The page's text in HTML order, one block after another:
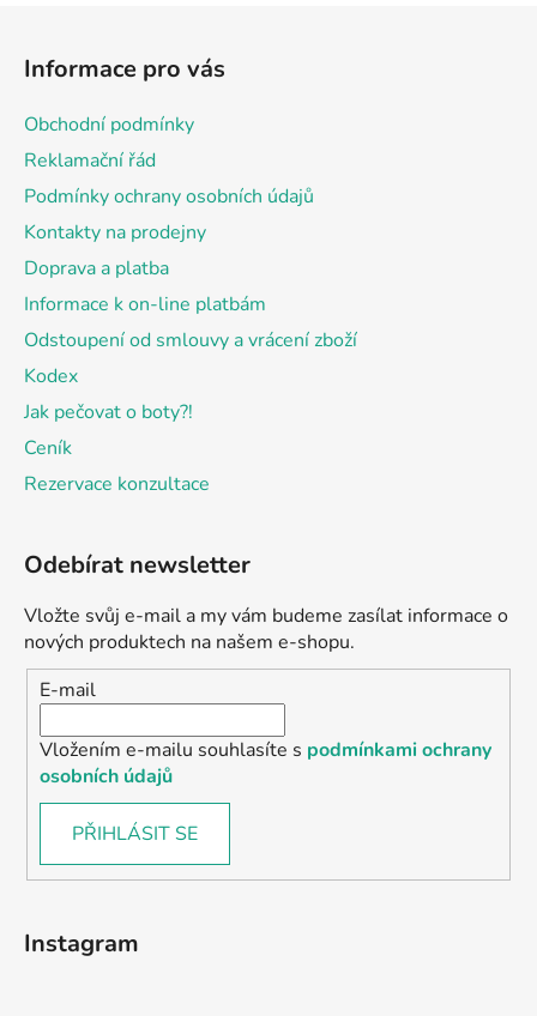
Informace pro vás
Obchodní podmínky
Reklamační řád
Podmínky ochrany osobních údajů
Kontakty na prodejny
Doprava a platba
Informace k on-line platbám
Odstoupení od smlouvy a vrácení zboží
Kodex
Jak pečovat o boty?!
Ceník
Rezervace konzultace
Odebírat newsletter
Vložte svůj e-mail a my vám budeme zasílat informace o
nových produktech na našem e-shopu.
E-mail
Vložením e-mailu souhlasíte s podmínkami ochrany
osobních údajů
PŘIHLÁSIT SE
Instagram